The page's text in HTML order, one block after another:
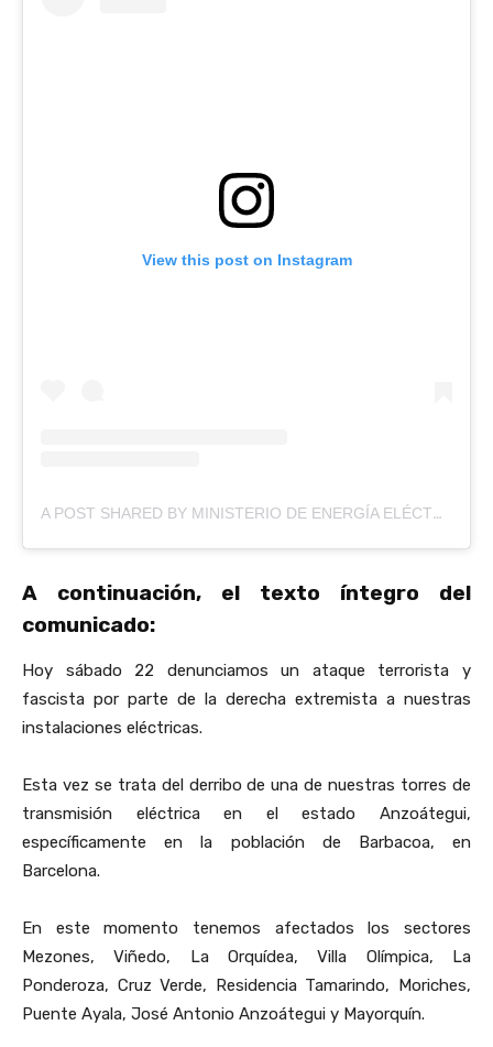
View this post on Instagram
A POST SHARED BY MINISTERIO DE ENERGÍA ELÉCTRICA (@MINISTERIOENERGIAELECTRICA)
A continuación, el texto íntegro del
comunicado:
Hoy sábado 22 denunciamos un ataque terrorista y
fascista por parte de la derecha extremista a nuestras
instalaciones eléctricas.
Esta vez se trata del derribo de una de nuestras torres de
transmisión eléctrica en el estado Anzoátegui,
específicamente en la población de Barbacoa, en
Barcelona.
En este momento tenemos afectados los sectores
Mezones, Viñedo, La Orquídea, Villa Olímpica, La
Ponderoza, Cruz Verde, Residencia Tamarindo, Moriches,
Puente Ayala, José Antonio Anzoátegui y Mayorquín.